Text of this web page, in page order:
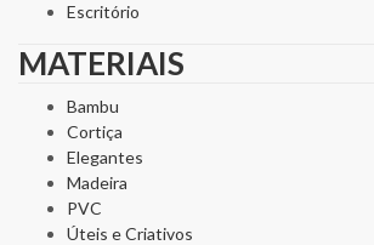
Escritório
MATERIAIS
Bambu
Cortiça
Elegantes
Madeira
PVC
Úteis e Criativos